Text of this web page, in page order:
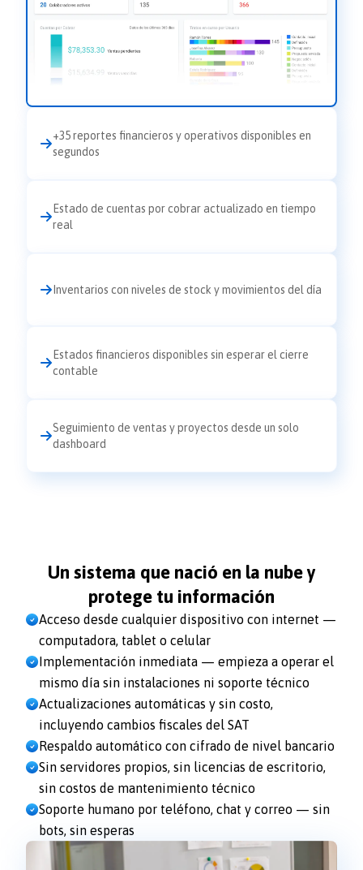
+35 reportes financieros y operativos disponibles en
segundos
Estado de cuentas por cobrar actualizado en tiempo
real
Inventarios con niveles de stock y movimientos del día
Estados financieros disponibles sin esperar el cierre
contable
Seguimiento de ventas y proyectos desde un solo
dashboard
Un sistema que nació en la nube y
protege tu información
Acceso desde cualquier dispositivo con internet —
computadora, tablet o celular
Implementación inmediata — empieza a operar el
mismo día sin instalaciones ni soporte técnico
Actualizaciones automáticas y sin costo,
incluyendo cambios fiscales del SAT
Respaldo automático con cifrado de nivel bancario
Sin servidores propios, sin licencias de escritorio,
sin costos de mantenimiento técnico
Soporte humano por teléfono, chat y correo — sin
bots, sin esperas